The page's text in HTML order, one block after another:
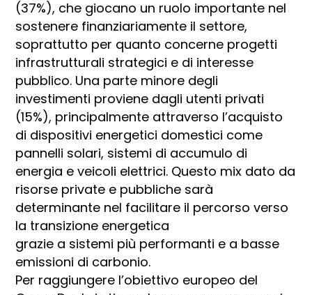
(37%), che giocano un ruolo importante nel
sostenere finanziariamente il settore,
soprattutto per quanto concerne progetti
infrastrutturali strategici e di interesse
pubblico. Una parte minore degli
investimenti proviene dagli utenti privati
(15%), principalmente attraverso l’acquisto
di dispositivi energetici domestici come
pannelli solari, sistemi di accumulo di
energia e veicoli elettrici. Questo mix dato da
risorse private e pubbliche sarà
determinante nel facilitare il percorso verso
la transizione energetica
grazie a sistemi più performanti e a basse
emissioni di carbonio.
Per raggiungere l’obiettivo europeo del